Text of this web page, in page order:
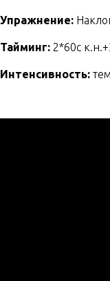
Упражнение:
Тайминг: 2*60с
Интенсивность: